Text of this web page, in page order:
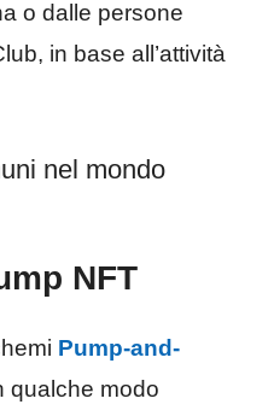
o dalle persone
in base all’attività
nel mondo
NFT
Pump-and-
qualche modo